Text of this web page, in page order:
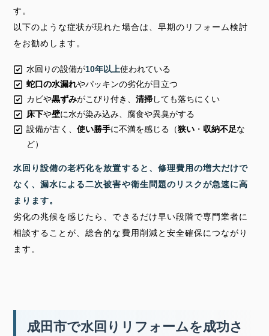
す。
以下のような症状が現れた場合は、早期のリフォーム検討
をお勧めします。
水回りの設備が10年以上使われている
蛇口の水漏れやパッキンの劣化が目立つ
カビや黒ずみがこびり付き、 清掃しても落ちにくい
床下や壁に水が染み込み、腐食や異臭がする
設備が古く、 使い勝手に不満を感じる（狭い・ 収納不足な
ど）
水回り設備の老朽化を放置すると、修理費用の増大だけで
なく、漏水による二次被害や衛生問題のリスクが急速に高
まります。
劣化の兆候を感じたら、できるだけ早い段階で専門業者に
相談することが、総合的な費用削減と安全確保につながり
ます。
成田市で水回りリフォームを成功さ